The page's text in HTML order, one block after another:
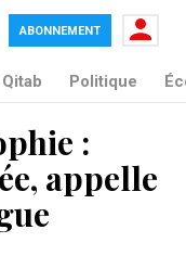
ABONNEMENT
Qitab Politique
:
appelle